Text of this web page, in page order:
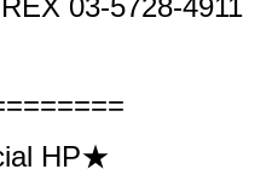
03-5728-4911
HP★